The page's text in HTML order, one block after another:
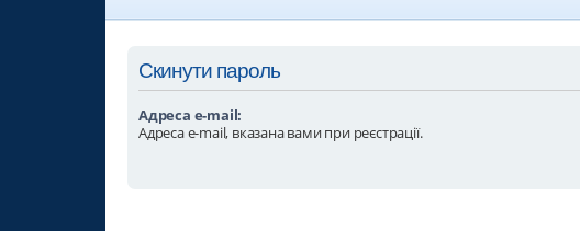
Скинути пароль
Адреса e-mail:
Адреса e-mail, вказана вами при реєстрації.